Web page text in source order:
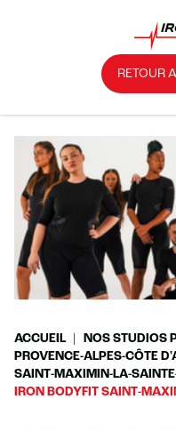
RETOUR
ACCUEIL
NOS STUDIOS
PROVENCE-ALPES-CÔTE
SAINT-MAXIMIN-LA-
IRON BODYFIT SAINT-